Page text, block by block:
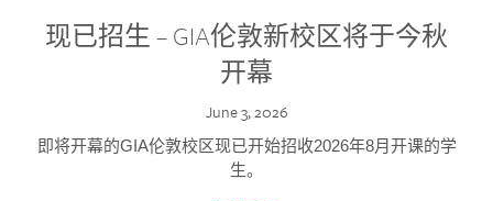
现已招生 – GIA伦敦新校区将于今秋
开幕
June 3, 2026
即将开幕的GIA伦敦校区现已开始招收2026年8月开课的学
生。